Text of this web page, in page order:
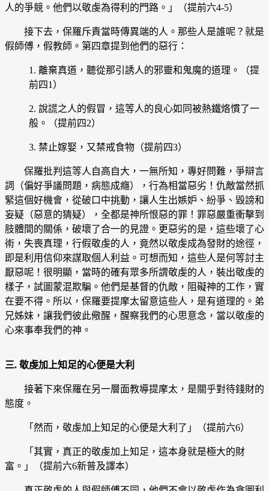
人的爭競。他們以敬虔為得利的門路。」（提前六4-5）
接下去，保羅斥責當時傳異端的人。那些人是誰呢？就是
假師傅，假教師。第四章提到他們的惡行：
1. 離棄真道，聽從那引誘人的邪靈和鬼魔的道理。（提
前四1）
2. 說謊之人的假冒，這等人的良心如同被熱鐵烙慣了一
般。（提前四2）
3. 禁止嫁娶，又禁戒食物（提前四3）
保羅批判這等人自高自大，一無所知，專好問難，爭辯言
詞（偏好爭議問題，病態成癮），行為相當惡劣！仇敵當然抓
緊這個好機會，從破口中挑動，讓人生出嫉妒、紛爭、毀謗和
妄疑（惡意的猜疑），全都是神所恨惡的罪！罪惡嚴重衝擊到
肢體間的關係，破壞了合一的見證。更惡劣的是，這些壞了心
術，失喪真理，行假敬虔的人，竟然以敬虔成為發財的途徑，
即是利用信仰來謀取個人利益。可想而知，這些人是何等討主
厭惡呢！很明顯，當時的確有眾多所謂敬虔的人，裝出敬虔的
樣子，試圖蒙混欺騙。他們是基督的仇敵，阻礙神的工作，實
在要不得。所以，保羅要提摩太留意這些人，是有道理的。弟
兄姊妹，讓我們彼此儆醒，醒察我們的心思意念，當以敬虔的
心來事奉我們的神。
三. 敬虔加上知足的心便是大利
接著下來保羅在另一層面教導提摩太，是關乎對待錢財的
態度。
「然而，敬虔加上知足的心便是大利了」（提前六6）
「其實，真正的敬虔加上知足，這本身就是極大的財
富。」（提前六6新普及譯本）